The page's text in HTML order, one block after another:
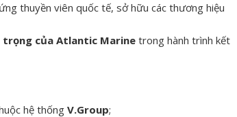
thuyền viên quốc tế, sở hữu các thương hiệu
của Atlantic Marinetrong hành trình kết
hệ thống V.Group;